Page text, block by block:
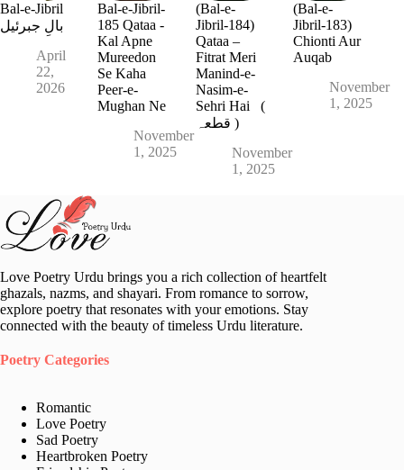
Bal-e-Jibril
بالِ جبرئیل
April
22,
2026
Bal-e-Jibril-
185 Qataa -
Kal Apne
Mureedon
Se Kaha
Peer-e-
Mughan Ne
November
1, 2025
(Bal-e-
Jibril-184)
Qataa –
Fitrat Meri
Manind-e-
Nasim-e-
Sehri Hai (
قطعہ )
November
1, 2025
(Bal-e-
Jibril-183)
Chionti Aur
Auqab
November
1, 2025
Love Poetry Urdu brings you a rich collection of heartfelt
ghazals, nazms, and shayari. From romance to sorrow,
explore poetry that resonates with your emotions. Stay
connected with the beauty of timeless Urdu literature.
Poetry Categories
Romantic
Love Poetry
Sad Poetry
Heartbroken Poetry